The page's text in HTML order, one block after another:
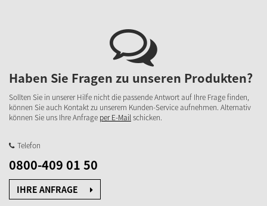
Haben Sie Fragen zu unseren Produkten?
Sollten Sie in unserer Hilfe nicht die passende Antwort auf Ihre Frage finden,
können Sie auch Kontakt zu unserem Kunden-Service aufnehmen. Alternativ
können Sie uns Ihre Anfrage per E-Mailschicken.
Telefon
0800-409 01 50
IHRE ANFRAGE